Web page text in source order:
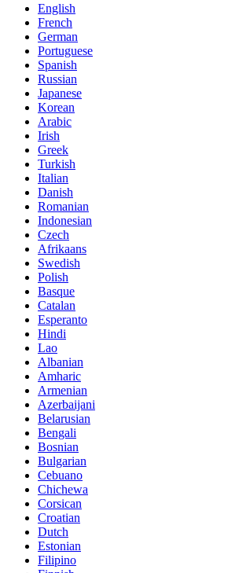
English
French
German
Portuguese
Spanish
Russian
Japanese
Korean
Arabic
Irish
Greek
Turkish
Italian
Danish
Romanian
Indonesian
Czech
Afrikaans
Swedish
Polish
Basque
Catalan
Esperanto
Hindi
Lao
Albanian
Amharic
Armenian
Azerbaijani
Belarusian
Bengali
Bosnian
Bulgarian
Cebuano
Chichewa
Corsican
Croatian
Dutch
Estonian
Filipino